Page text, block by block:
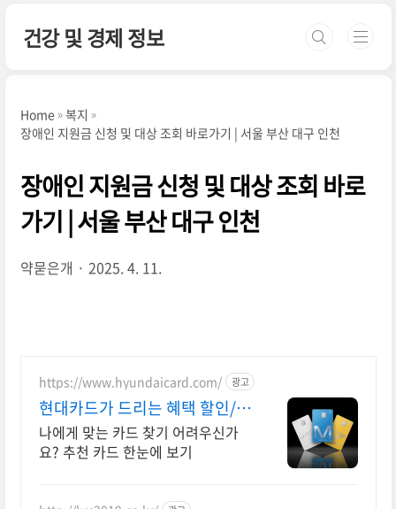
건강 및 경제 정보
Home
복지
장애인 지원금 신청 및 대상 조회 바로가기 | 서울 부산 대구 인천
장애인 지원금 신청 및 대상 조회 바로
가기 | 서울 부산 대구 인천
약묻은개 2025. 4. 11.
https://www.hyundaicard.com/ 광고
현대카드가 드리는 혜택 할인/적
립 혜택 가득
나에게 맞는 카드 찾기 어려우신가
요? 추천 카드 한눈에 보기